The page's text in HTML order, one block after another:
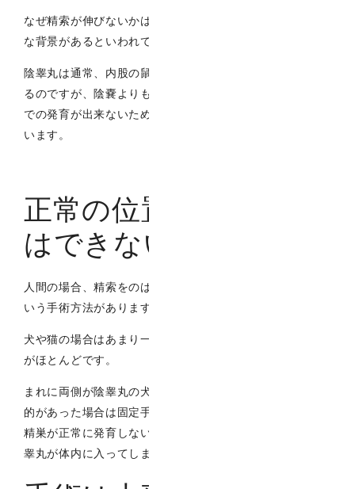
なぜ精索が伸びないかはよくわかっていませんが、遺伝的
な背景があるといわれています。
陰睾丸は通常、内股の鼠径部と呼ばれる場所か腹腔内にあ
るのですが、陰嚢よりも暖かい場所にあり、正常な体温下
での発育が出来ないため腫瘍化を起こしやすいと言われて
います。
正常の位置に戻すこと
はできない？
人間の場合、精索をのばして、睾丸を陰嚢内に固定すると
いう手術方法があります。
犬や猫の場合はあまり一般的でなく、睾丸を摘出すること
がほとんどです。
まれに両側が陰睾丸の犬で、かつ子孫を残したいという目
的があった場合は固定手術を行うこともあるそうですが、
精巣が正常に発育しないこともあったり、固定してもまた
睾丸が体内に入ってしまうこともあります。